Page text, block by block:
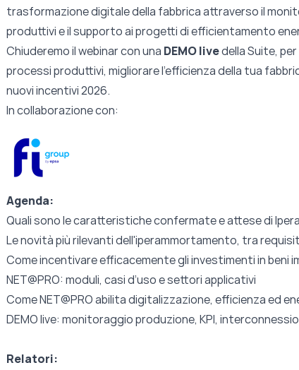
trasformazione digitale della fabbrica attraverso il
produttivi e il supporto ai progetti di efficientamento
Chiuderemo il webinar con una DEMO livedella Suite,
processi produttivi, migliorare l’efficienza della tua
nuovi incentivi 2026.
In collaborazione con:
Agenda:
Quali sono le caratteristiche confermate e attese di
Le novità più rilevanti dell'iperammortamento, tra
Come incentivare efficacemente gli investimenti in beni
NET@PRO: moduli, casi d’uso e settori applicativi
Come NET@PRO abilita digitalizzazione, efficienza ed
DEMO live: monitoraggio produzione, KPI,
Relatori: